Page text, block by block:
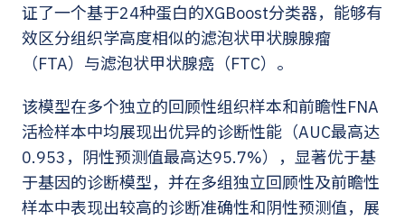
证了一个基于24种蛋白的XGBoost分类器，能够有
效区分组织学高度相似的滤泡状甲状腺腺瘤
（FTA）与滤泡状甲状腺癌（FTC）。
该模型在多个独立的回顾性组织样本和前瞻性FNA
活检样本中均展现出优异的诊断性能（AUC最高达
0.953，阴性预测值最高达95.7%），显著优于基
于基因的诊断模型，并在多组独立回顾性及前瞻性
样本中表现出较高的诊断准确性和阴性预测值，展